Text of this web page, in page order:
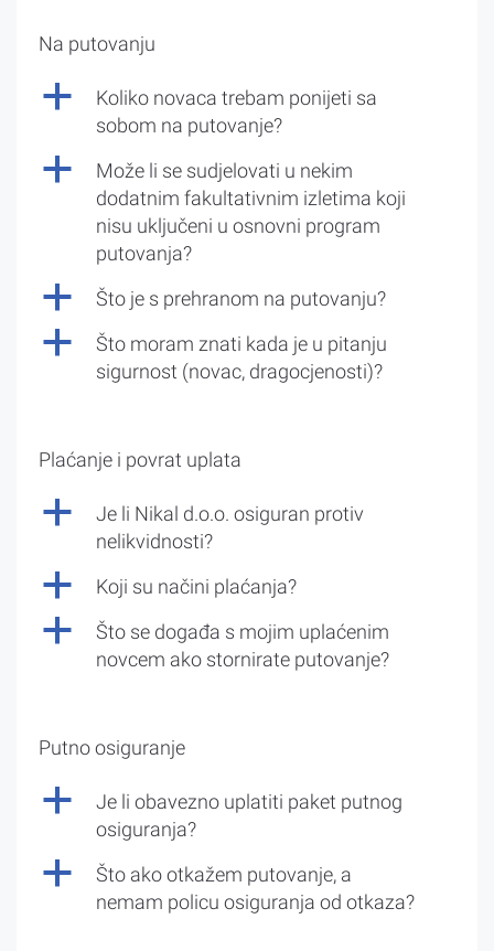
Na putovanju
a
Koliko novaca trebam ponijeti sa
sobom na putovanje?
a
Može li se sudjelovati u nekim
dodatnim fakultativnim izletima koji
nisu uključeni u osnovni program
putovanja?
a Što je s prehranom na putovanju?
a
Što moram znati kada je u pitanju
sigurnost (novac, dragocjenosti)?
Plaćanje i povrat uplata
a
Je li Nikal d.o.o. osiguran protiv
nelikvidnosti?
a Koji su načini plaćanja?
a
Što se događa s mojim uplaćenim
novcem ako stornirate putovanje?
Putno osiguranje
a
Je li obavezno uplatiti paket putnog
osiguranja?
a
Što ako otkažem putovanje, a
nemam policu osiguranja od otkaza?